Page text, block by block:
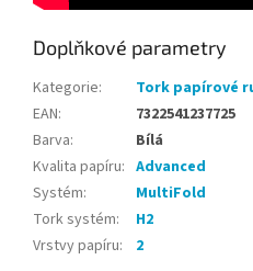
Doplňkové parametry
Kategorie:
Tork papírové
EAN:
7322541237725
Barva:
Bílá
Kvalita papíru: Advanced
Systém:
MultiFold
Tork systém:
H2
Vrstvy papíru: 2